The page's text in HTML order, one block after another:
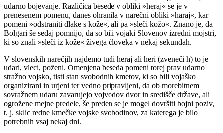
udarno bojevanje. Različica besede v obliki »heraj« se je v
prenesenem pomenu, danes ohranila v narečni obliki »haraj«, kar
pomeni »odstraniti dlake s kože«, ali pa »sleči kožo«. Znano je, da
Bolgari še sedaj pomnijo, da so bili vojaki Slovenov izredni mojstri,
ki so znali »sleči iz kože« živega človeka v nekaj sekundah.
V slovenskih narečjih najdemo tudi heraj ali heri (zveneči h) to je
udari, vleci, poženi. Omenjena beseda pomeni torej prav udarno
stražno vojsko, tisti stan svobodnih kmetov, ki so bili vojaško
organizirani in urjeni ter vedno pripravljeni, da ob morebitnem
sovražnem udaru zavarujejo vojvodov dvor in središče države, ali
ogrožene mejne predele, še preden se je mogel dovršiti bojni poziv,
t. j. sklic redne kmečke vojske svobodinov, za katerega je bilo
potrebnih vsaj nekaj dni.